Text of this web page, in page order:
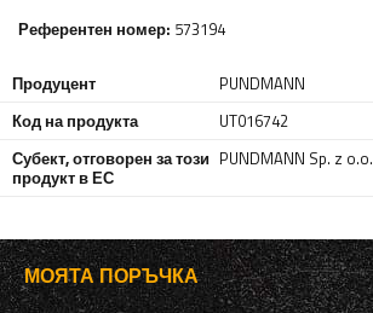
Референтен номер: 573194
Продуцент
PUNDMANN
Код на продукта
UT016742
Субект, отговорен за този
продукт в ЕС
PUNDMANN Sp. z o.o.
МОЯТА ПОРЪЧКА